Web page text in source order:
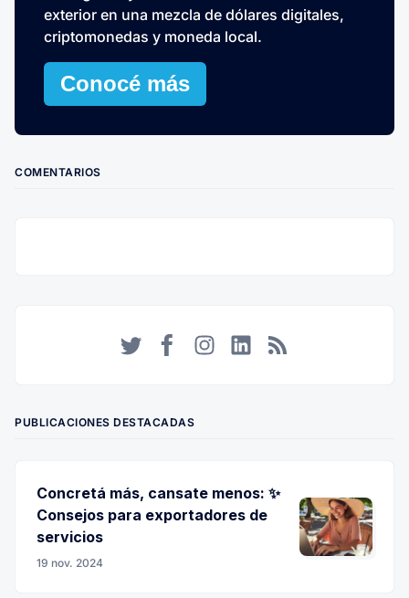
exterior en una mezcla de dólares digitales,
criptomonedas y moneda local.
Conocé más
COMENTARIOS
PUBLICACIONES DESTACADAS
Concretá más, cansate menos: ✨
Consejos para exportadores de
servicios
19 nov. 2024